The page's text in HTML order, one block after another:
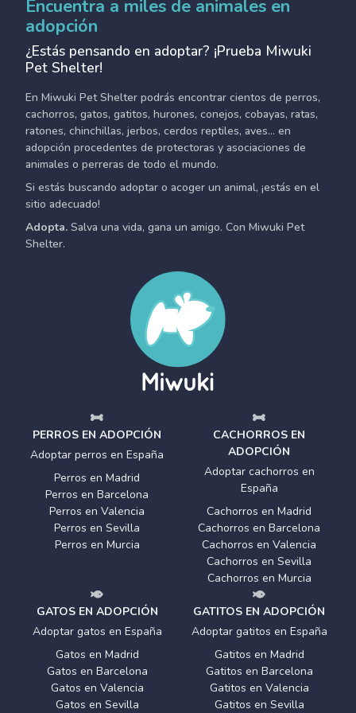
Encuentra a miles de animales en
adopción
¿Estás pensando en adoptar? ¡Prueba Miwuki
Pet Shelter!
En Miwuki Pet Shelter podrás encontrar cientos de perros,
cachorros, gatos, gatitos, hurones, conejos, cobayas, ratas,
ratones, chinchillas, jerbos, cerdos reptiles, aves... en
adopción procedentes de protectoras y asociaciones de
animales o perreras de todo el mundo.
Si estás buscando adoptar o acoger un animal, ¡estás en el
sitio adecuado!
Adopta. Salva una vida, gana un amigo. Con Miwuki Pet
Shelter.
PERROS EN ADOPCIÓN
Adoptar perros en España
Perros en Madrid
Perros en Barcelona
Perros en Valencia
Perros en Sevilla
Perros en Murcia
CACHORROS EN
ADOPCIÓN
Adoptar cachorros en
España
Cachorros en Madrid
Cachorros en Barcelona
Cachorros en Valencia
Cachorros en Sevilla
Cachorros en Murcia
GATOS EN ADOPCIÓN
Adoptar gatos en España
Gatos en Madrid
Gatos en Barcelona
Gatos en Valencia
Gatos en Sevilla
GATITOS EN ADOPCIÓN
Adoptar gatitos en España
Gatitos en Madrid
Gatitos en Barcelona
Gatitos en Valencia
Gatitos en Sevilla